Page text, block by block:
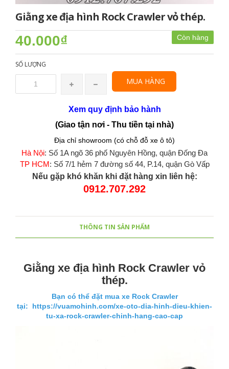
Giằng xe địa hình Rock Crawler vỏ thép.
Còn hàng
40.000₫
SỐ LƯỢNG
MUA HÀNG
Xem quy định bảo hành
(Giao tận nơi - Thu tiền tại nhà)
Địa chỉ showroom (có chỗ đỗ xe ô tô)
Hà Nội: Số 1A ngõ 36 phố Nguyên Hồng, quận Đống Đa
TP HCM : Số 7/1 hẻm 7 đường số 44, P.14, quận Gò Vấp
Nếu gặp khó khăn khi đặt hàng xin liên hệ:
0912.707.292
THÔNG TIN SẢN PHẨM
Giằng xe địa hình Rock Crawler vỏ
thép.
Bạn có thể đặt mua xe Rock Crawler
tại: https://vuamohinh.com/xe-oto-dia-hinh-dieu-khien-
tu-xa-rock-crawler-chinh-hang-cao-cap